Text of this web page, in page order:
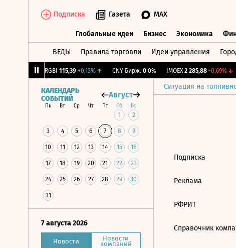
Подписка Газета MAX
Глобальные идеи Бизнес Экономика
ВЕДЫ Правила торговли Идеи управления
RGBI 115,39 +0,13%↑ CNY Бирж. 0 0% IMOEX 2 285,88 -0,69%↓
Ситуация на
КАЛЕНДАРЬ
СОБЫТИЙ
Август
Пн Вт Ср Чт Пт Сб Вс
1 2
3 4 5 6 7 8 9
10 11 12 13 14 15 16
17 18 19 20 21 22 23
24 25 26 27 28 29 30
31
7 августа 2026
Новости Новости
компаний
Подписка
Реклама
РФРИТ
Справочник